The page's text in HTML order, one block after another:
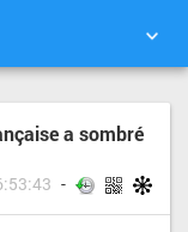
D'IMAGES
a sombré